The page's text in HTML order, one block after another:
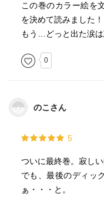
この巻のカラー絵を
を決めて読みました！
もう…どっと出た涙
0
のこさん
5
ついに最終巻。寂し
でも、最後のディッ
ぁ・・・と。